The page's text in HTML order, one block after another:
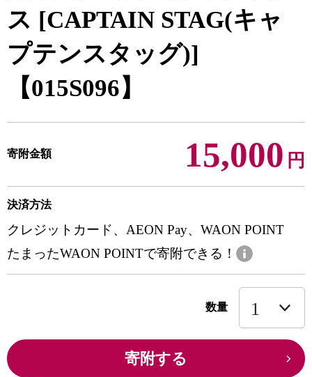
ス [CAPTAIN STAG(キャ
プテンスタッグ)]
【015S096】
寄附金額 15,000 円
決済方法
クレジットカード、AEON Pay、WAON POINT
たまったWAON POINTで寄附できる！
数量
寄附する